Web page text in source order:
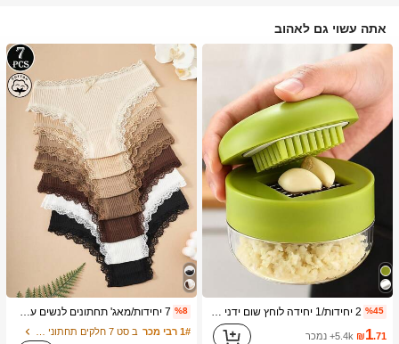
אתה עשוי גם לאהוב
%45 2 יחידות/1 יחידה לוחץ שום ידני וטحان - כלי מטבח רב-תכליתי, ניתן להשתמש לקיצוץ, פריסה וטחינה, מתאים לבית, מסעדה, חוץ, נסיעות ושימוש במשאבת מזון, עיצוב נייד ידני, פלסטיק וטحان שיני שום, ציוד מטבח, ציוד בישול, חיוניות לנסיעות וחוץ, קל לנשיאה, עיצוב בית, עונת החזרה ללימודים, מתנה לנשים, מתנה לגברים
₪1.71 5.4k+ נמכר
%8 7 יחידות/מאג' תחתונים לנשים עם עיטור תחרה וניגודיות צבעים פרחוניים, ללבישה יומיומית
1# רבי מכר